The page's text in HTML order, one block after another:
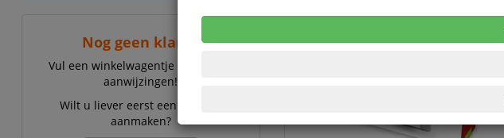
Nog geen klant?
Vul een winkelwagentje en volg de
aanwijzingen!
Wilt u liever eerst een account
aanmaken?